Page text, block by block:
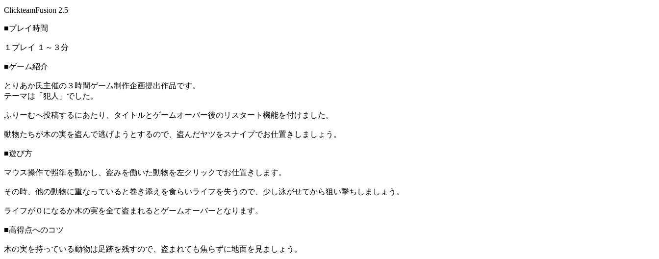
ClickteamFusion 2.5
■プレイ時間
１プレイ １～３分
■ゲーム紹介
とりあか氏主催の３時間ゲーム制作企画提出作品です。
テーマは「犯人」でした。
ふりーむへ投稿するにあたり、タイトルとゲームオーバー後のリスタート機能を付けました。
動物たちが木の実を盗んで逃げようとするので、盗んだヤツをスナイプでお仕置きしましょう。
■遊び方
マウス操作で照準を動かし、盗みを働いた動物を左クリックでお仕置きします。
その時、他の動物に重なっていると巻き添えを食らいライフを失うので、少し泳がせてから狙い撃ちしましょう。
ライフが０になるか木の実を全て盗まれるとゲームオーバーとなります。
■高得点へのコツ
木の実を持っている動物は足跡を残すので、盗まれても焦らずに地面を見ましょう。